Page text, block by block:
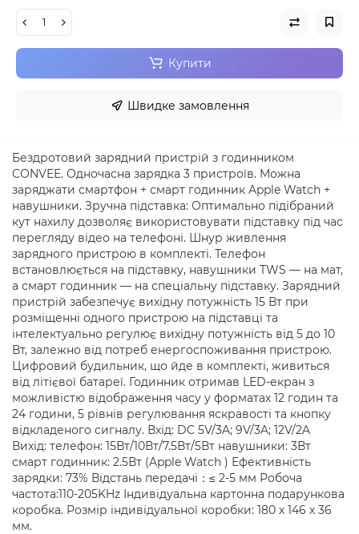
Купити
Швидке замовлення
Бездротовий зарядний пристрій з годинником
CONVEE. Одночасна зарядка 3 пристроїв. Можна
заряджати смартфон + смарт годинник Apple Watch +
навушники. Зручна підставка: Оптимально підібраний
кут нахилу дозволяє використовувати підставку під час
перегляду відео на телефоні. Шнур живлення
зарядного пристрою в комплекті. Телефон
встановлюється на підставку, навушники TWS — на мат,
а смарт годинник — на спеціальну підставку. Зарядний
пристрій забезпечує вихідну потужність 15 Вт при
розміщенні одного пристрою на підставці та
інтелектуально регулює вихідну потужність від 5 до 10
Вт, залежно від потреб енергоспоживання пристрою.
Цифровий будильник, що йде в комплекті, живиться
від літієвої батареї. Годинник отримав LED-екран з
можливістю відображення часу у форматах 12 годин та
24 години, 5 рівнів регулювання яскравості та кнопку
відкладеного сигналу. Вхід: DC 5V/3A; 9V/3A; 12V/2A
Вихід: телефон: 15Вт/10Вт/7.5Вт/5Вт навушники: 3Вт
смарт годинник: 2.5Вт (Apple Watch ) Ефективність
зарядки: 73% Відстань передачі：≤ 2-5 мм Робоча
частота:110-205KHz Індивідуальна картонна подарункова
коробка. Розмір індивідуальної коробки: 180 х 146 х 36
мм.